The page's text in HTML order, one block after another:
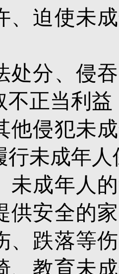
、迫使未
处分、侵
不正当利益
他侵犯未
行未成年
未成年人的
供安全的
、跌落等
、教育未